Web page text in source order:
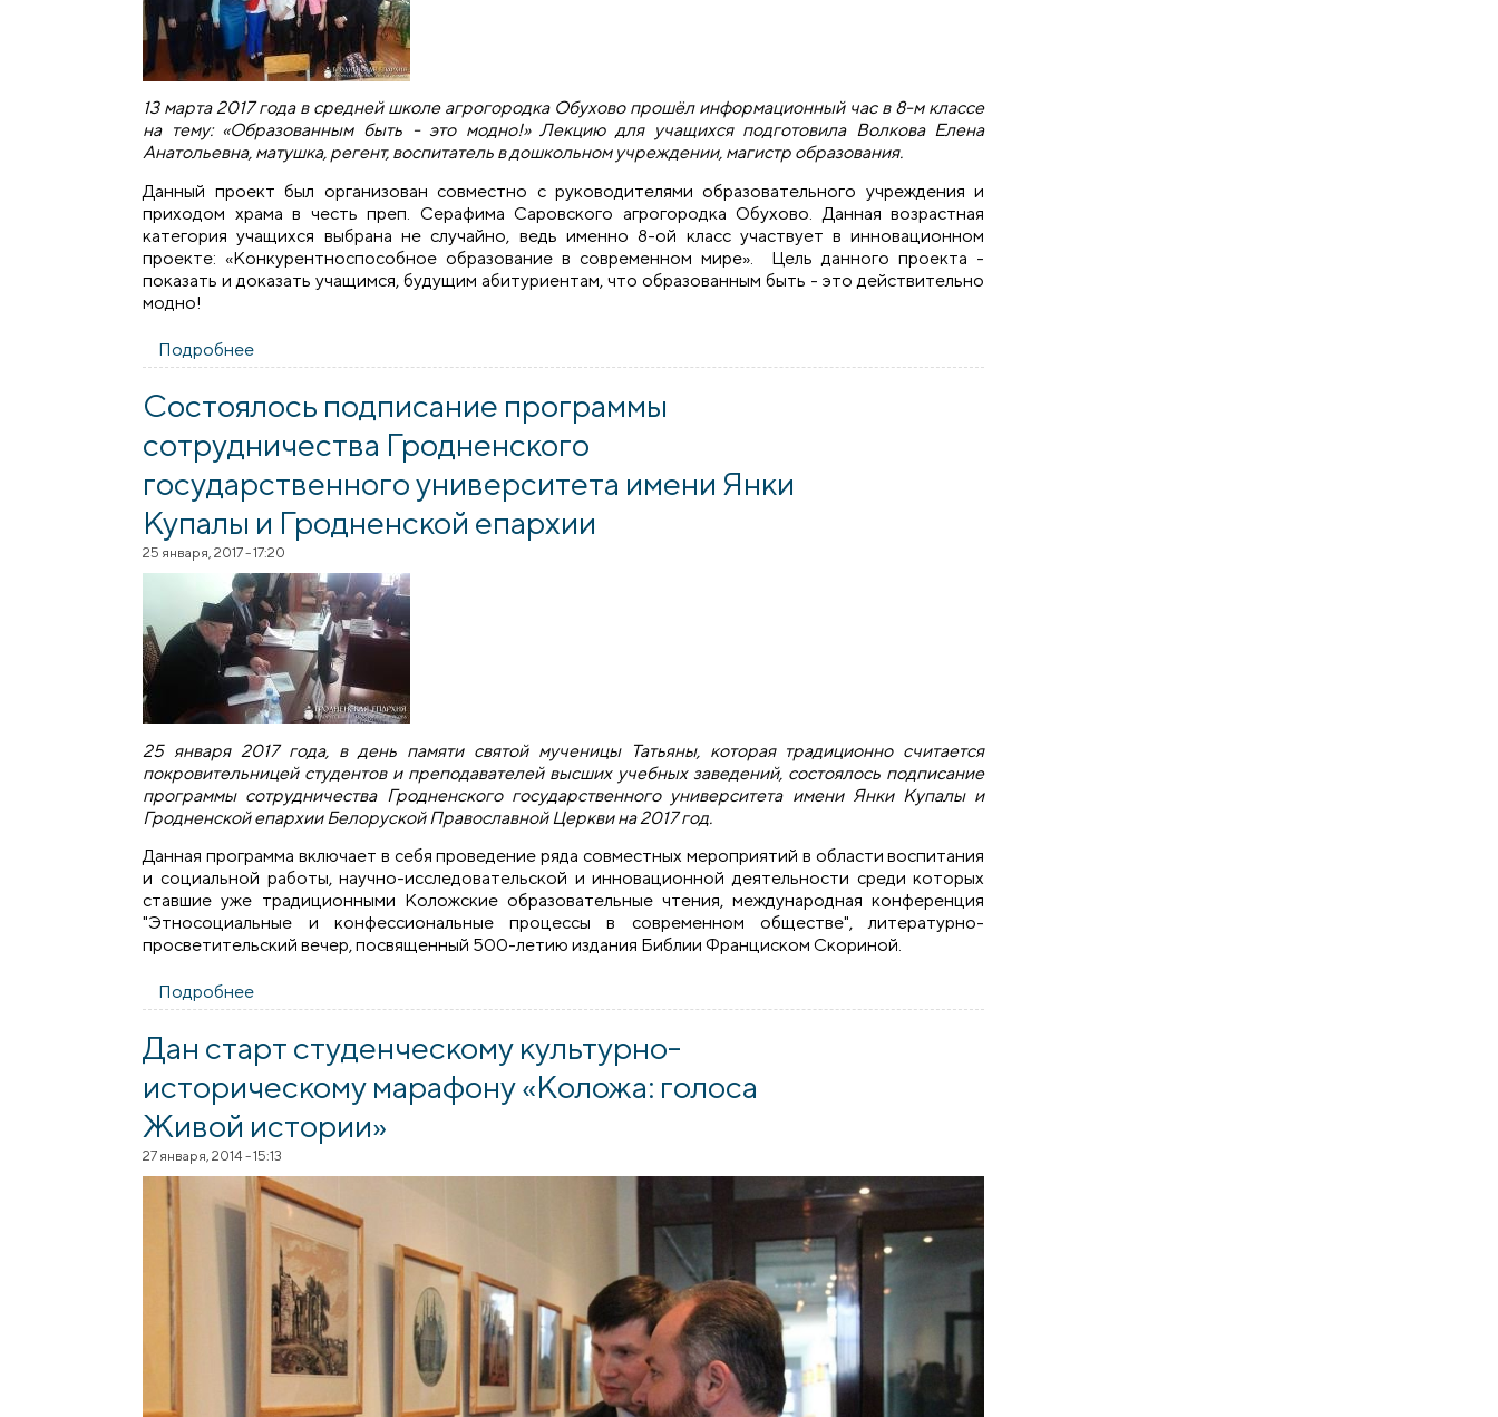
13 марта 2017 года в средней школе агрогородка Обухово прошёл информационный час в 8-м классе
на тему: «Образованным быть - это модно!» Лекцию для учащихся подготовила Волкова Елена
Анатольевна, матушка, регент, воспитатель в дошкольном учреждении, магистр образования.
Данный проект был организован совместно с руководителями образовательного учреждения и
приходом храма в честь преп. Серафима Саровского агрогородка Обухово. Данная возрастная
категория учащихся выбрана не случайно, ведь именно 8-ой класс участвует в инновационном
проекте: «Конкурентноспособное образование в современном мире». Цель данного проекта -
показать и доказать учащимся, будущим абитуриентам, что образованным быть - это действительно
модно!
Подробнее
Cостоялось подписание программы
сотрудничества Гродненского
государственного университета имени Янки
Купалы и Гродненской епархии
25 января, 2017 - 17:20
25 января 2017 года, в день памяти святой мученицы Татьяны, которая традиционно считается
покровительницей студентов и преподавателей высших учебных заведений, состоялось подписание
программы сотрудничества Гродненского государственного университета имени Янки Купалы и
Гродненской епархии Белоруской Православной Церкви на 2017 год.
Данная программа включает в себя проведение ряда совместных мероприятий в области воспитания
и социальной работы, научно-исследовательской и инновационной деятельности среди которых
ставшие уже традиционными Коложские образовательные чтения, международная конференция
"Этносоциальные и конфессиональные процессы в современном обществе", литературно-
просветительский вечер, посвященный 500-летию издания Библии Франциском Скориной.
Подробнее
Дан старт студенческому культурно-
историческому марафону «Коложа: голоса
Живой истории»
27 января, 2014 - 15:13